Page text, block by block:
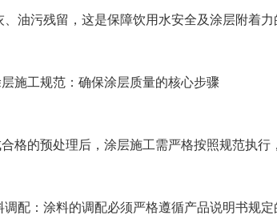
、油污残留，这是保障饮用水安全及涂层附着力
施工规范：确保涂层质量的核心步骤
格的预处理后，涂层施工需严格按照规范执行
调配：涂料的调配必须严格遵循产品说明书规